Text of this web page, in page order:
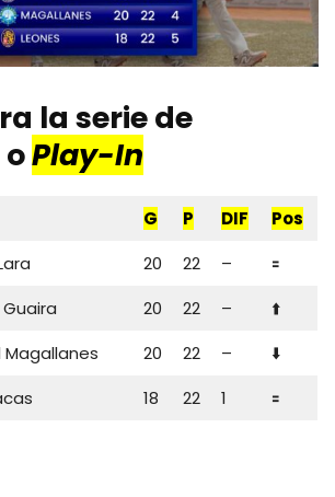
la serie de
Play-In
G P DIF
Pos
20 22 –
🟰
20 22 –
⬆️
20 22 –
⬇️
18 22 1 🟰